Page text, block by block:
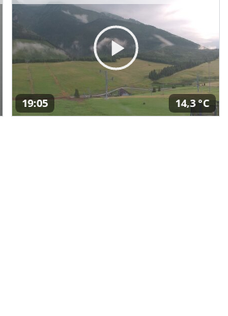
19:05 14,3 °C